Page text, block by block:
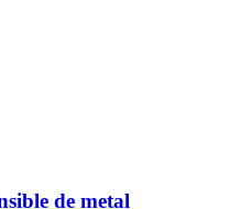
de metal